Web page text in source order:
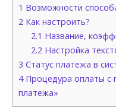
1 Возможности
2 Как настроить?
2.1 Название,
2.2 Настройка
3 Статус платежа в
4Процедура оплаты с
платежа»